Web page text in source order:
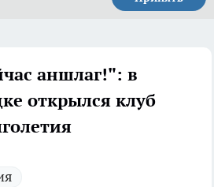
аншлаг!": в
открылся клуб